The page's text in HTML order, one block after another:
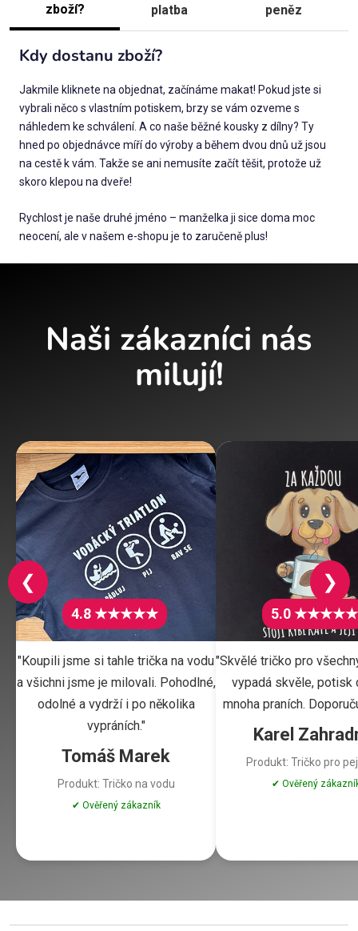
zboží?
platba
peněz
Kdy dostanu zboží?
Jakmile kliknete na objednat, začínáme makat! Pokud jste si
vybrali něco s vlastním potiskem, brzy se vám ozveme s
náhledem ke schválení. A co naše běžné kousky z dílny? Ty
hned po objednávce míří do výroby a během dvou dnů už jsou
na cestě k vám. Takže se ani nemusíte začít těšit, protože už
skoro klepou na dveře!
Rychlost je naše druhé jméno – manželka ji sice doma moc
neocení, ale v našem e-shopu je to zaručeně plus!
Naši zákazníci nás
milují!
4.8 ★★★★★
"Koupili jsme si tahle trička na vodu
a všichni jsme je milovali. Pohodlné,
odolné a vydrží i po několika
vypráních."
Tomáš Marek
Produkt: Tričko na vodu
✔ Ověřený zákazník
5.0 ★★★★★
"Skvělé tričko pro
vypadá skvěle, potisk
mnoha praních.
Karel
Produkt: Tričko pro
✔ Ověřený
❮ ❯